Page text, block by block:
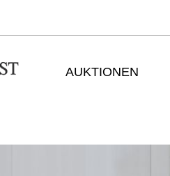
AUKTIONEN